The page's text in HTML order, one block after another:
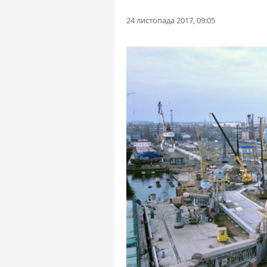
24 листопада 2017, 09:05